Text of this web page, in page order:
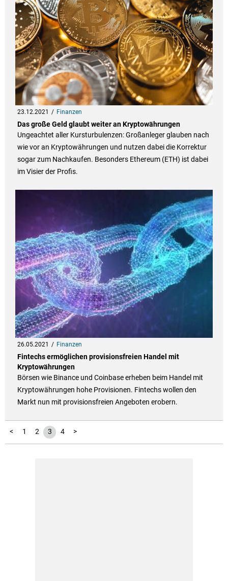
23.12.2021 Finanzen
Das große Geld glaubt weiter an Kryptowährungen
Ungeachtet aller Kursturbulenzen: Großanleger glauben nach
wie vor an Kryptowährungen und nutzen dabei die Korrektur
sogar zum Nachkaufen. Besonders Ethereum (ETH) ist dabei
im Visier der Profis.
26.05.2021 Finanzen
Fintechs ermöglichen provisionsfreien Handel mit
Kryptowährungen
Börsen wie Binance und Coinbase erheben beim Handel mit
Kryptowährungen hohe Provisionen. Fintechs wollen den
Markt nun mit provisionsfreien Angeboten erobern.
< 1 2 3 4 >